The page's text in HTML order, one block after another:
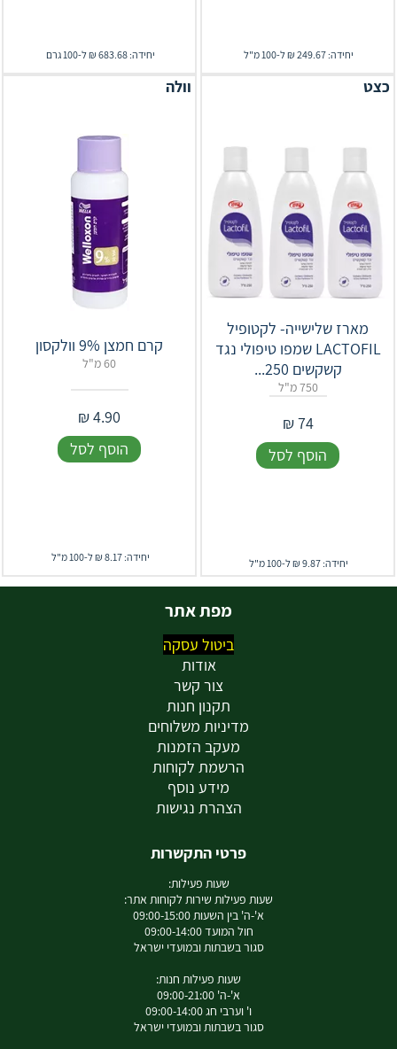
יחידה: 249.67 ₪ ל-100 מ"ל יחידה: 683.68 ₪ ל-100 גרם
כצט
מארז שלישייה- לקטופיל
LACTOFIL שמפו טיפולי נגד
קשקשים 250...
750 מ"ל
74
₪
הוסף לסל
יחידה: 9.87 ₪ ל-100 מ"ל
וולה
קרם חמצן 9% וולקסון
60 מ"ל
4.90
₪
הוסף לסל
יחידה: 8.17 ₪ ל-100 מ"ל
מפת אתר
ביטול עסקה
אודות
צור קשר
תקנון חנות
מדיניות משלוחים
מעקב הזמנות
הרשמת לקוחות
מידע נוסף
הצהרת נגישות
פרטי התקשרות
שעות פעילות:
שעות פעילות שירות לקוחות אתר:
א'-ה' בין השעות 09:00-15:00
חול המועד 09:00-14:00
סגור בשבתות ובמועדי ישראל
שעות פעילות חנות:
א'-ה' 09:00-21:00
ו' וערבי חג 09:00-14:00
סגור בשבתות ובמועדי ישראל